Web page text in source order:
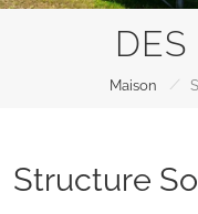
Maison /
Structure